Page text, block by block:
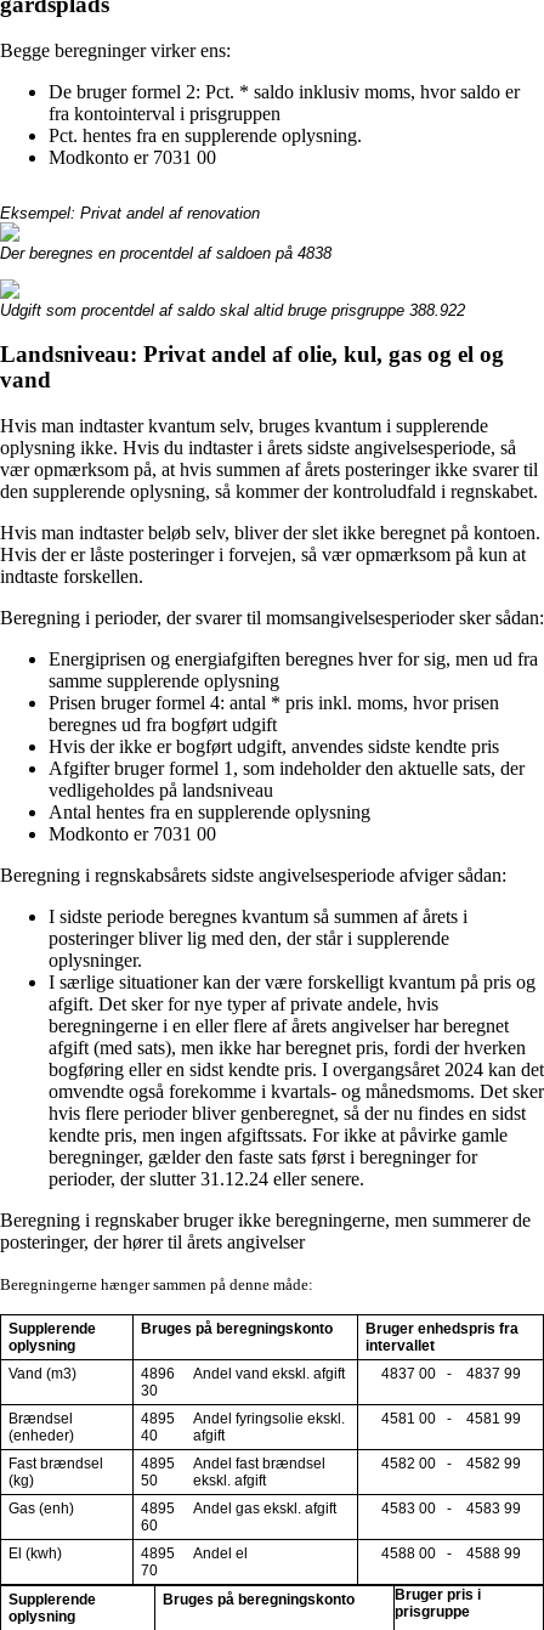
Begge beregninger virker ens:
De bruger formel 2: Pct. * saldo inklusiv moms, hvor saldo er
fra kontointerval i prisgruppen
Pct. hentes fra en supplerende oplysning.
Modkonto er 7031 00
Eksempel: Privat andel af renovation
Der beregnes en procentdel af saldoen på 4838
Udgift som procentdel af saldo skal altid bruge prisgruppe 388.922
Landsniveau: Privat andel af olie, kul, gas og el og
vand
Hvis man indtaster kvantum selv, bruges kvantum i supplerende
oplysning ikke. Hvis du indtaster i årets sidste angivelsesperiode, så
vær opmærksom på, at hvis summen af årets posteringer ikke svarer til
den supplerende oplysning, så kommer der kontroludfald i regnskabet.
Hvis man indtaster beløb selv, bliver der slet ikke beregnet på kontoen.
Hvis der er låste posteringer i forvejen, så vær opmærksom på kun at
indtaste forskellen.
Beregning i perioder, der svarer til momsangivelsesperioder sker sådan:
Energiprisen og energiafgiften beregnes hver for sig, men ud fra
samme supplerende oplysning
Prisen bruger formel 4: antal * pris inkl. moms, hvor prisen
beregnes ud fra bogført udgift
Hvis der ikke er bogført udgift, anvendes sidste kendte pris
Afgifter bruger formel 1, som indeholder den aktuelle sats, der
vedligeholdes på landsniveau
Antal hentes fra en supplerende oplysning
Modkonto er 7031 00
Beregning i regnskabsårets sidste angivelsesperiode afviger sådan:
I sidste periode beregnes kvantum så summen af årets i
posteringer bliver lig med den, der står i supplerende
oplysninger.
I særlige situationer kan der være forskelligt kvantum på pris og
afgift. Det sker for nye typer af private andele, hvis
beregningerne i en eller flere af årets angivelser har beregnet
afgift (med sats), men ikke har beregnet pris, fordi der hverken
bogføring eller en sidst kendte pris. I overgangsåret 2024 kan det
omvendte også forekomme i kvartals- og månedsmoms. Det sker
hvis flere perioder bliver genberegnet, så der nu findes en sidst
kendte pris, men ingen afgiftssats. For ikke at påvirke gamle
beregninger, gælder den faste sats først i beregninger for
perioder, der slutter 31.12.24 eller senere.
Beregning i regnskaber bruger ikke beregningerne, men summerer de
posteringer, der hører til årets angivelser
Beregningerne hænger sammen på denne måde:
Supplerende
oplysning
Bruges på beregningskonto
Bruger enhedspris fra
intervallet
Vand (m3)
4896
30
Andel vand ekskl. afgift 4837 00 - 4837 99
Brændsel
(enheder)
4895
40
Andel fyringsolie ekskl.
afgift
4581 00 - 4581 99
Fast brændsel
(kg)
4895
50
Andel fast brændsel
ekskl. afgift
4582 00 - 4582 99
Gas (enh)
4895
60
Andel gas ekskl. afgift 4583 00 - 4583 99
El (kwh)
4895
70
Andel el 4588 00 - 4588 99
Supplerende
oplysning
Bruges på beregningskonto
Bruger pris i
prisgruppe